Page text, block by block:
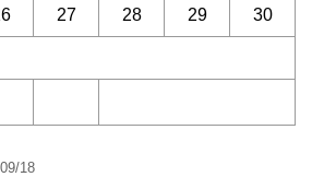
27 28 29 30
18